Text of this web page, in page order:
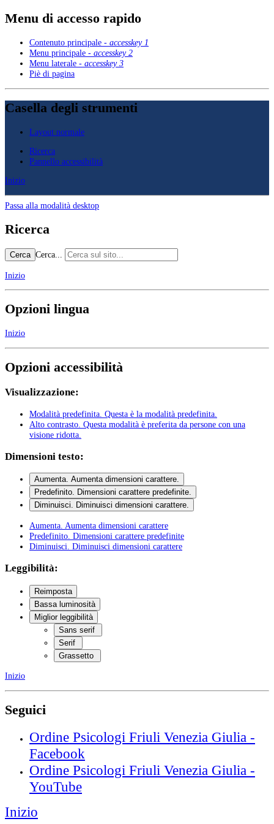
Menu di accesso rapido
Contenuto principale - accesskey 1
Menu principale - accesskey 2
Menu laterale - accesskey 3
Piè di pagina
Casella degli strumenti
Layout normale
Ricerca
Pannello accessibilità
Inizio
Passa alla modalità desktop
Ricerca
Cerca Cerca...
Inizio
Opzioni lingua
Inizio
Opzioni accessibilità
Visualizzazione:
Modalità predefinita . Questa è la modalità predefinita.
Alto contrasto . Questa modalità è preferita da persone con una
visione ridotta.
Dimensioni testo:
Aumenta. Aumenta dimensioni carattere.
Predefinito. Dimensioni carattere predefinite.
Diminuisci. Diminuisci dimensioni carattere.
Aumenta . Aumenta dimensioni carattere
Predefinito . Dimensioni carattere predefinite
Diminuisci . Diminuisci dimensioni carattere
Leggibilità:
Reimposta
Bassa luminosità
Miglior leggibilità
Sans serif
Serif
Grassetto
Inizio
Seguici
Ordine Psicologi Friuli Venezia Giulia -
Facebook
Ordine Psicologi Friuli Venezia Giulia -
YouTube
Inizio